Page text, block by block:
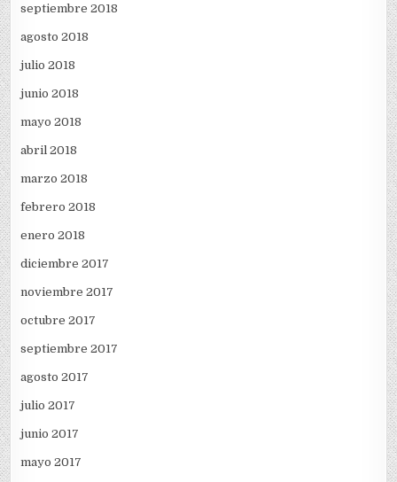
septiembre 2018
agosto 2018
julio 2018
junio 2018
mayo 2018
abril 2018
marzo 2018
febrero 2018
enero 2018
diciembre 2017
noviembre 2017
octubre 2017
septiembre 2017
agosto 2017
julio 2017
junio 2017
mayo 2017